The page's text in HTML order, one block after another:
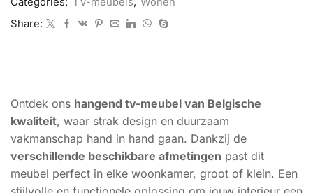
Share:
Ontdek ons hangend tv-meubel van Belgische
kwaliteit, waar strak design en duurzaam
vakmanschap hand in hand gaan. Dankzij de
verschillende beschikbare afmetingen past dit
meubel perfect in elke woonkamer, groot of klein. Een